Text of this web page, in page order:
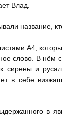
Влад.
название,
А4,
слово. В нём
сирены и
в себе
в